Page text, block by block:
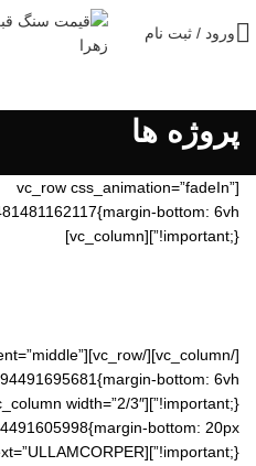
ورود / ثبت نام
پروژه ها
[vc_row css_animation=”fadeIn”
bottom: 6vh
!important;}”][vc_column]
bottom: 6vh
width=”2/3″
bottom: 20px
text=”ULLAMCORPER